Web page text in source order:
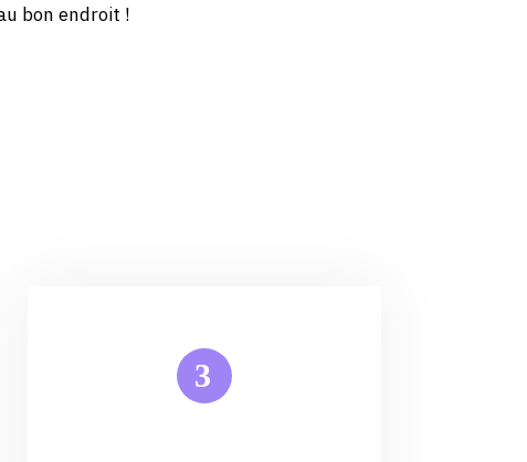
bon endroit !
3